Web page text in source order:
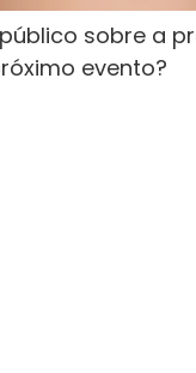
sobre a
evento?